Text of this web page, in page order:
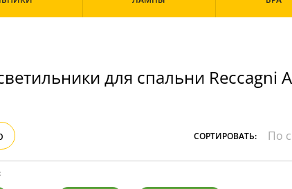
Дизайн/Формадля спальни Reccagni
СОРТИРОВАТЬ: